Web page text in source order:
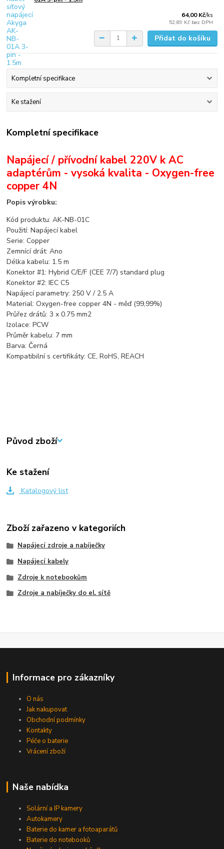
64,00 Kč/ks
52,89 Kč bez DPH
Přidat do košíku
Kompletní specifikace
Ke stažení
Kompletní specifikace
Napájecí / přívodní kabel 220V k AC
adaptérům - vysoká kvalita - Oxygen-free
copper 4N
Popis výrobku:
Kód produktu: AK-NB-01C
Použití: Napájecí kabel
Serie: Copper
Zemnící drát: Ano
Délka kabelu: 1.5 m
Konektor #1: Hybrid C/E/F (CEE 7/7) standard plug
Konektor #2: IEC C5
Napájecí parametry: 250 V / 2.5 A
Material: Oxygen-free copper 4N - měď (99,99%)
Průřez drátů: 3 x 0.75 mm2
Izolace: PCW
Průměr kabelu: 7 mm
Barva: Černá
Kompatibilní s certifikáty: CE, RoHS, REACH
Původ zboží
Ke stažení
Katalogový list
Zboží zařazeno v kategoriích
Napájecí zdroje a nabíječky
Napájecí kabely
Zdroje k notebookům
Zdroje a nabíječky do el. sítě
Informace pro zákazníky
O nás
Jak nakupovat
Obchodní podmínky
Kontakty
Péče o baterie
Vrácení zboží
Naše nabídka
Solární a IP kamery
Autokamery
Baterie do kamer a fotoaparátů
Baterie do notebooků